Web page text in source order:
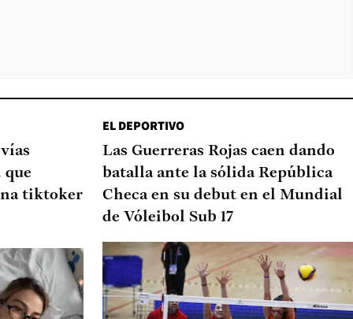
que
tiktoker
EL DEPORTIVO
Las Guerreras Rojas caen dando
batalla ante la sólida República
Checa en su debut en el Mundial
de Vóleibol Sub 17